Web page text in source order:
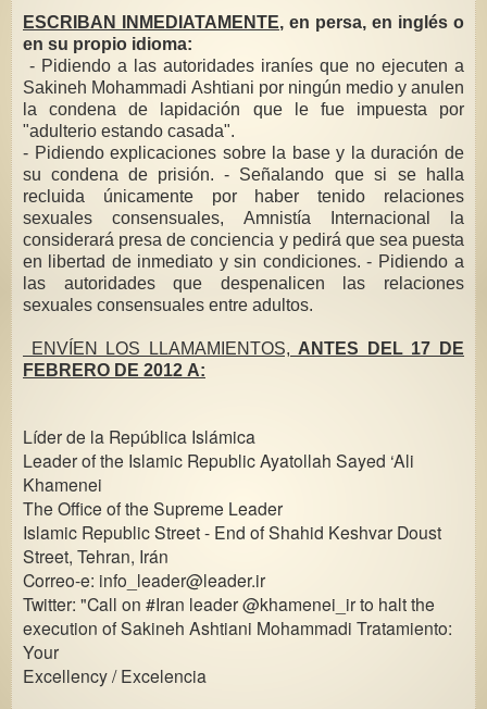
ESCRIBAN INMEDIATAMENTE, en persa, en inglés o
en su propio idioma:
- Pidiendo a las autoridades iraníes que no ejecuten a
Sakineh Mohammadi Ashtiani por ningún medio y anulen
la condena de lapidación que le fue impuesta por
"adulterio estando casada".
- Pidiendo explicaciones sobre la base y la duración de
su condena de prisión. - Señalando que si se halla
recluida únicamente por haber tenido relaciones
sexuales consensuales, Amnistía Internacional la
considerará presa de conciencia y pedirá que sea puesta
en libertad de inmediato y sin condiciones. - Pidiendo a
las autoridades que despenalicen las relaciones
sexuales consensuales entre adultos.
ENVÍEN LOS LLAMAMIENTOS, ANTES DEL 17 DE
FEBRERO DE 2012 A:
Líder de la República Islámica
Leader of the Islamic Republic Ayatollah Sayed ‘Ali
Khamenei
The Office of the Supreme Leader
Islamic Republic Street - End of Shahid Keshvar Doust
Street, Tehran, Irán
Correo-e: info_leader@leader.ir
Twitter: "Call on #Iran leader @khamenei_ir to halt the
execution of Sakineh Ashtiani Mohammadi Tratamiento:
Your
Excellency / Excelencia